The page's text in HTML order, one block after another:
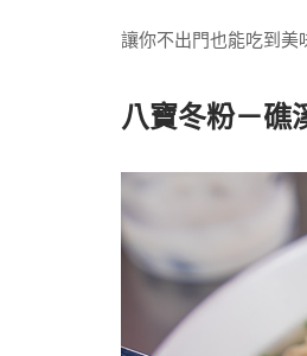
讓你不出門也能吃到美
八寶冬粉－礁